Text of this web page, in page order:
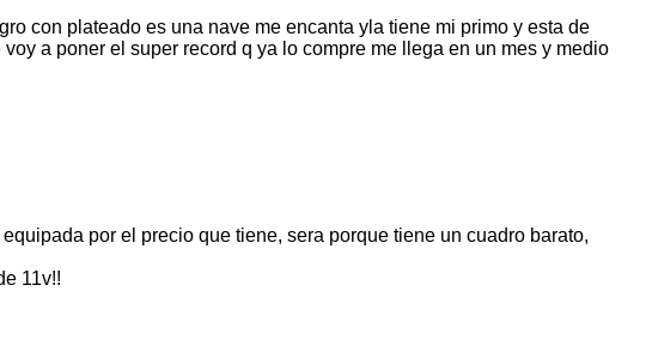
con plateado es una nave me encanta yla tiene mi primo y esta de
a poner el super record q ya lo compre me llega en un mes y medio
por el precio que tiene, sera porque tiene un cuadro barato,
11v!!